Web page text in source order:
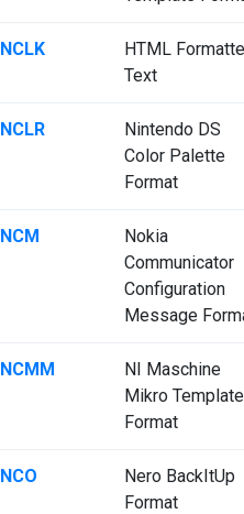
NCLK
HTML
Text
NCLR
Nintendo DS
Color Palette
Format
NCM
Nokia
Communicator
Configuration
Message
NCMM
NI Maschine
Mikro Template
Format
NCO
Nero BackItUp
Format